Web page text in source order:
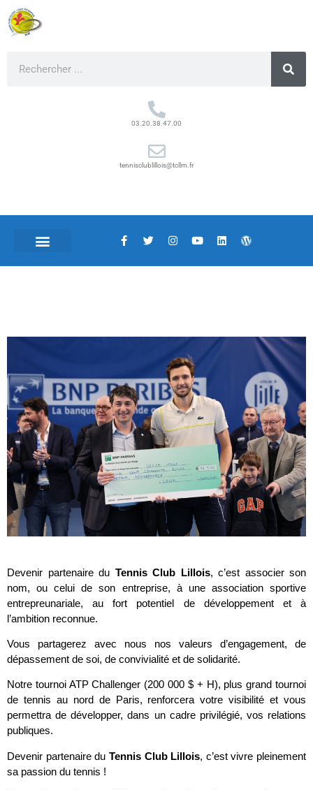
03.20.38.47.00
tennisclublillois@tcllm.fr
Devenir partenaire du Tennis Club Lillois, c’est associer son
nom, ou celui de son entreprise, à une association sportive
entrepreunariale, au fort potentiel de développement et à
l’ambition reconnue.
Vous partagerez avec nous nos valeurs d’engagement, de
dépassement de soi, de convivialité et de solidarité.
Notre tournoi ATP Challenger (200 000 $ + H), plus grand tournoi
de tennis au nord de Paris, renforcera votre visibilité et vous
permettra de développer, dans un cadre privilégié, vos relations
publiques.
Devenir partenaire du Tennis Club Lillois, c’est vivre pleinement
sa passion du tennis !